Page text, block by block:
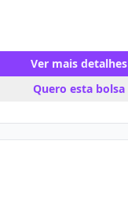
Ver mais detalhes
Quero esta bolsa